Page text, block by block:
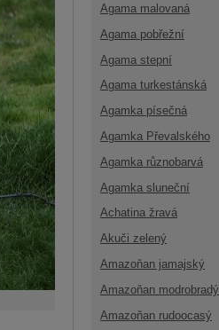
Agama malovaná
Agama pobřežní
Agama stepní
Agama turkestánská
Agamka písečná
Agamka Převalského
Agamka různobarvá
Agamka sluneční
Achatina žravá
Akuči zelený
Amazoňan jamajský
Amazoňan modrobradý
Amazoňan rudoocasý